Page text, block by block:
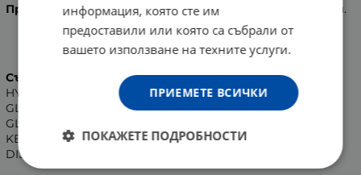
Производител: Пиер Фабр Дермо-Козметик, Франция.
Състав
: WATER (AQUA), HYDROGENATED STARCH
HYDROLYSATE, GLYCERIN, CETEARETH-60 MYRISTYL
GLYCOL, SODIUM LAUROYL METHYL ISETHIONATE, DECYL
GLUCOSIDE, POLYSORBATE 20, AVENA SATIVA (OAT)
KERNEL EXTRACT (AVENA SATIVA KERNEL EXTRACT),
DISODIU
информация, която сте им
предоставили или която са събрали от
вашето използване на техните услуги.
ПРИЕМЕТЕ ВСИЧКИ
ПОКАЖЕТЕ ПОДРОБНОСТИ